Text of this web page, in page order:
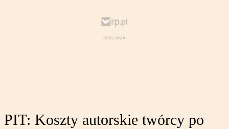
PIT: Koszty autorskie twórcy po